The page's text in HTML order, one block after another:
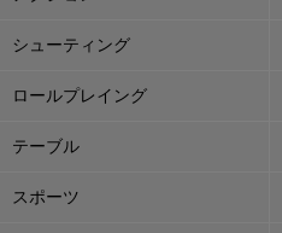
シューティング
ロールプレイング
テーブル
スポーツ